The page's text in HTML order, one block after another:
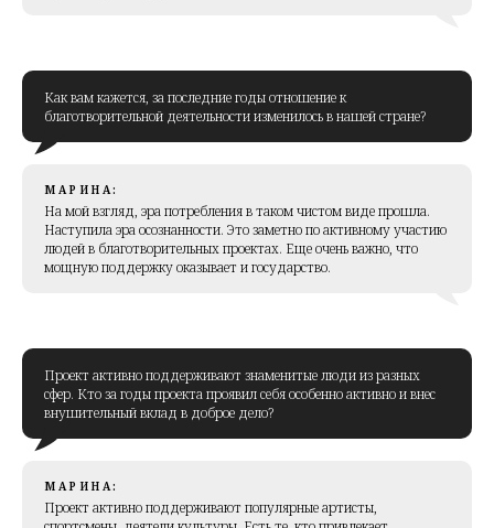
Как вам кажется, за последние годы отношение к
благотворительной деятельности изменилось в нашей стране?
МАРИНА:
На мой взгляд, эра потребления в таком чистом виде прошла.
Наступила эра осознанности. Это заметно по активному участию
людей в благотворительных проектах. Еще очень важно, что
мощную поддержку оказывает и государство.
Проект активно поддерживают знаменитые люди из разных
сфер. Кто за годы проекта проявил себя особенно активно и внес
внушительный вклад в доброе дело?
МАРИНА:
Проект активно поддерживают популярные артисты,